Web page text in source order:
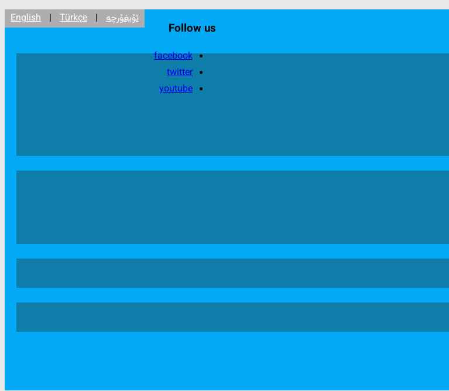
ئۇيغۇرچە |
English | Türkçe
Follow us
facebook
twitter
youtube